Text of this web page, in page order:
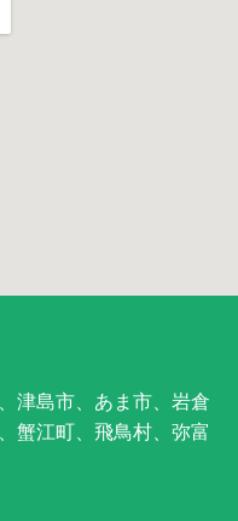
津島市、あま市、岩倉
蟹江町、飛鳥村、弥富